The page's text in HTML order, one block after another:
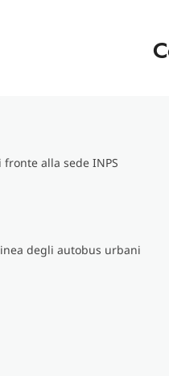
alla sede INPS
degli autobus urbani